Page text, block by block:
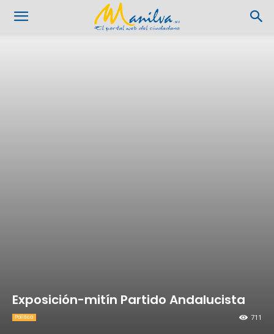
Exposición-mitín Partido Andalucista
711
Política